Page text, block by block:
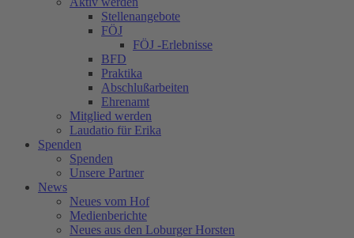
Stellenangebote
FÖJ
FÖJ -Erlebnisse
BFD
Praktika
Abschlußarbeiten
Ehrenamt
Mitglied werden
Laudatio für Erika
Spenden
Spenden
Unsere Partner
News
Neues vom Hof
Medienberichte
Neues aus den Loburger Horsten